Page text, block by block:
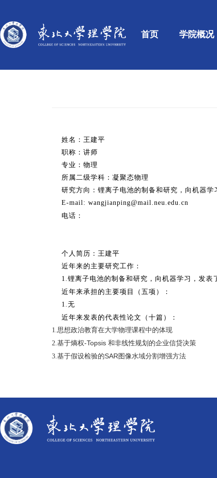
首页 学院概况
姓名：王建平
职称：讲师
专业：物理
所属二级学科：凝聚态物理
研究方向：锂离子电池的制备和研究，向机器学
E-mail: wangjianping@mail.neu.edu.cn
电话：
个人简历：王建平
近年来的主要研究工作：
1.锂离子电池的制备和研究，向机器学习，发表
近年来承担的主要项目（五项）：
1.无
近年来发表的代表性论文（十篇）：
1.思想政治教育在大学物理课程中的体现
2.基于熵权-Topsis 和非线性规划的企业信贷决策
3.基于假设检验的SAR图像水域分割增强方法